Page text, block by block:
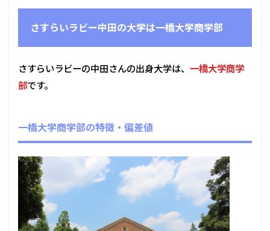
さすらいラビー中田の大学は一橋大学商学部
さすらいラビーの中田さんの出身大学は、 一橋大学商学
部です。
一橋大学商学部の特徴・偏差値